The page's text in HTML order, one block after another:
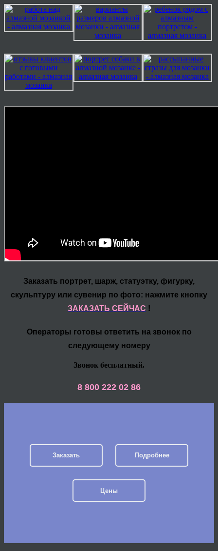
Заказать портрет, шарж, статуэтку, фигурку,
скульптуру или сувенир по фото: нажмите кнопку
ЗАКАЗАТЬ СЕЙЧАС !
Операторы готовы ответить на звонок по
следующему номеру
Звонок бесплатный.
8 800 222 02 86
Заказать Подробнее
Цены